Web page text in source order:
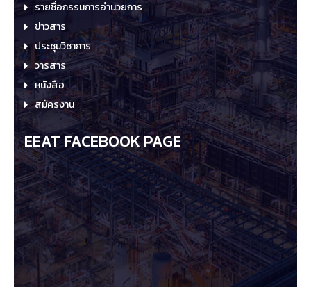
รายชื่อกรรมการอำนวยการ
ข่าวสาร
ประชุมวิชาการ
วารสาร
หนังสือ
สมัครงาน
EEAT FACEBOOK PAGE